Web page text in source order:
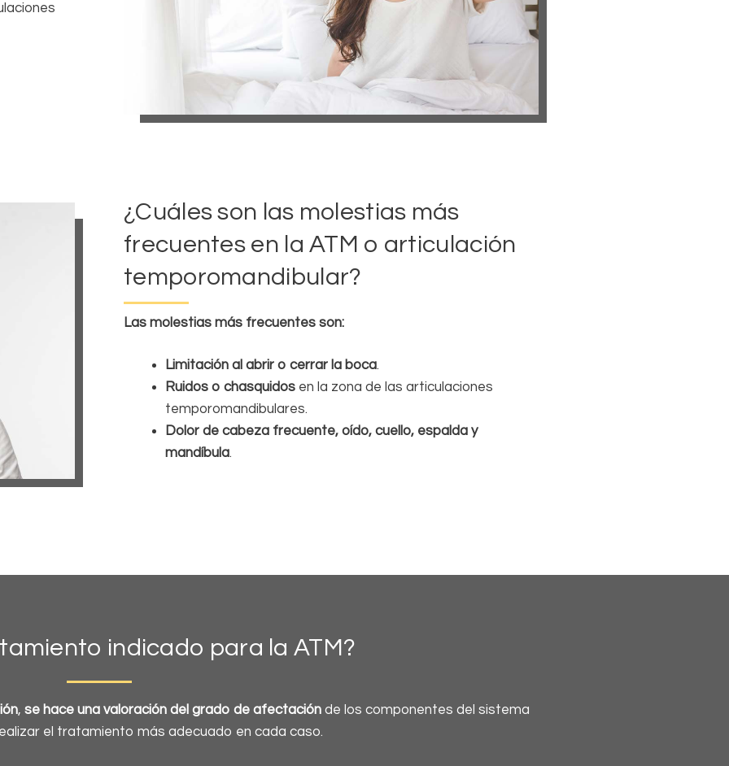
¿Cuáles son las molestias más
frecuentes en la ATM o articulación
temporomandibular?
Las molestias más frecuentes son:
Limitación al abrir o cerrar la boca.
Ruidos o chasquidos en la zona de las articulaciones
temporomandibulares.
Dolor de cabeza frecuente, oído, cuello, espalda y
mandíbula.
indicado para la ATM?
, se hace una valoración del grado de afectaciónde los componentes del sistema
el tratamiento más adecuado en cada caso.